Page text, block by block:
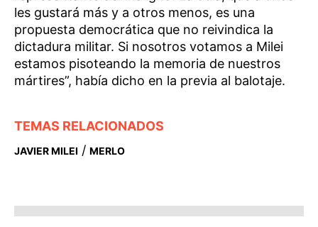
les gustará más y a otros menos, es una
propuesta democrática que no reivindica la
dictadura militar. Si nosotros votamos a Milei
estamos pisoteando la memoria de nuestros
mártires”, había dicho en la previa al balotaje.
TEMAS RELACIONADOS
JAVIER MILEI / MERLO